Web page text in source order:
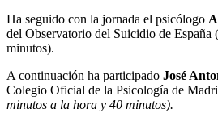
Ha seguido con la jornada el psicólogo
del Observatorio del Suicidio de España
minutos).
A continuación ha participado José
Colegio Oficial de la Psicología de
minutos a la hora y 40 minutos).